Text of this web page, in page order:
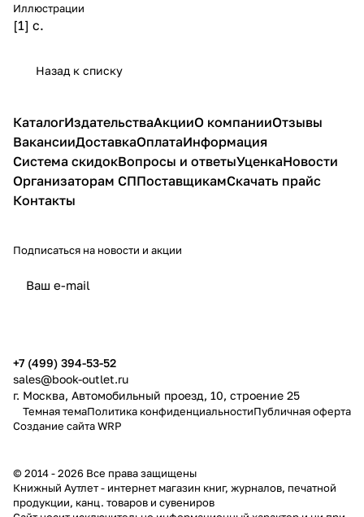
Иллюстрации
[1] с.
Назад к списку
КаталогИздательстваАкцииО компанииОтзывы
ВакансииДоставкаОплатаИнформация
Система скидокВопросы и ответыУценкаНовости
Организаторам СППоставщикамСкачать прайс
Контакты
Подписаться на новости и акции
+7 (499) 394-53-52
sales@book-outlet.ru
г. Москва, Автомобильный проезд, 10, строение 25
Темная темаПолитика конфиденциальностиПубличная оферта
Создание сайтаWRP
© 2014 - 2026 Все права защищены
Книжный Аутлет - интернет магазин книг, журналов, печатной
продукции, канц. товаров и сувениров